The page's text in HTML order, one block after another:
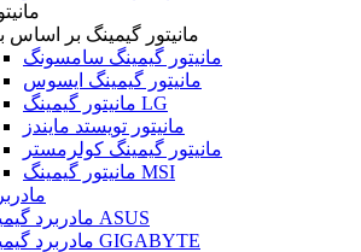
مانیتور گیمینگ بر اساس
مانیتور گیمینگ سامسونگ
مانیتور گیمینگ ایسوس
مانیتور گیمینگ LG
مانیتور تویستد مایندز
مانیتور گیمینگ کولرمستر
مانیتور گیمینگ MSI
مادربرد گیمینگ ASUS
مادربرد گیمینگ GIGABYTE